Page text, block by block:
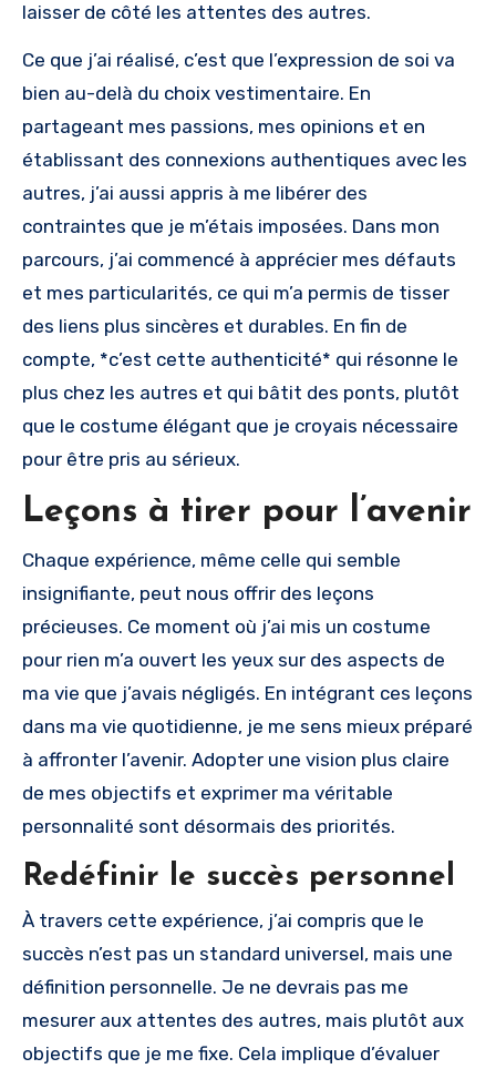
laisser de côté les attentes des autres.
Ce que j’ai réalisé, c’est que l’expression de soi va
bien au-delà du choix vestimentaire. En
partageant mes passions, mes opinions et en
établissant des connexions authentiques avec les
autres, j’ai aussi appris à me libérer des
contraintes que je m’étais imposées. Dans mon
parcours, j’ai commencé à apprécier mes défauts
et mes particularités, ce qui m’a permis de tisser
des liens plus sincères et durables. En fin de
compte, *c’est cette authenticité* qui résonne le
plus chez les autres et qui bâtit des ponts, plutôt
que le costume élégant que je croyais nécessaire
pour être pris au sérieux.
Leçons à tirer pour l’avenir
Chaque expérience, même celle qui semble
insignifiante, peut nous offrir des leçons
précieuses. Ce moment où j’ai mis un costume
pour rien m’a ouvert les yeux sur des aspects de
ma vie que j’avais négligés. En intégrant ces leçons
dans ma vie quotidienne, je me sens mieux préparé
à affronter l’avenir. Adopter une vision plus claire
de mes objectifs et exprimer ma véritable
personnalité sont désormais des priorités.
Redéfinir le succès personnel
À travers cette expérience, j’ai compris que le
succès n’est pas un standard universel, mais une
définition personnelle. Je ne devrais pas me
mesurer aux attentes des autres, mais plutôt aux
objectifs que je me fixe. Cela implique d’évaluer